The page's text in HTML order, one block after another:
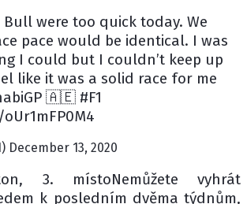
Bull were too quick today. We
pace would be identical. I was
I could but I couldn’t keep up
like it was a solid race for me
🇦🇪 #F1
December 13, 2020
3. místoNemůžete vyhrát
k posledním dvěma týdnům,